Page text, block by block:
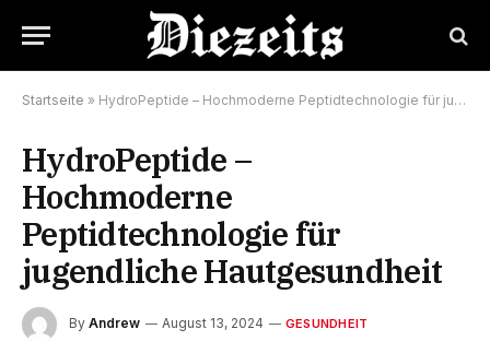
Startseite » HydroPeptide – Hochmoderne Peptidtechnologie für jugendliche Hautgesundheit
HydroPeptide –
Hochmoderne
Peptidtechnologie für
jugendliche Hautgesundheit
By Andrew August 13, 2024 GESUNDHEIT